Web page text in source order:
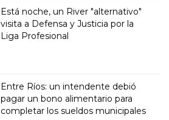
Está noche, un River "alternativo"
visita a Defensa y Justicia por la
Liga Profesional
Entre Ríos: un intendente debió
pagar un bono alimentario para
completar los sueldos municipales